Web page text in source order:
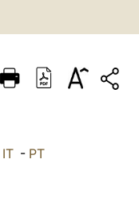
ITALIANO
IT - PT